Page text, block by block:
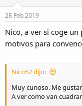
28 Feb 2019
Nico, a ver si coge
motivos para
Nico52 dijo:
Muy curioso. Me
A ver como van